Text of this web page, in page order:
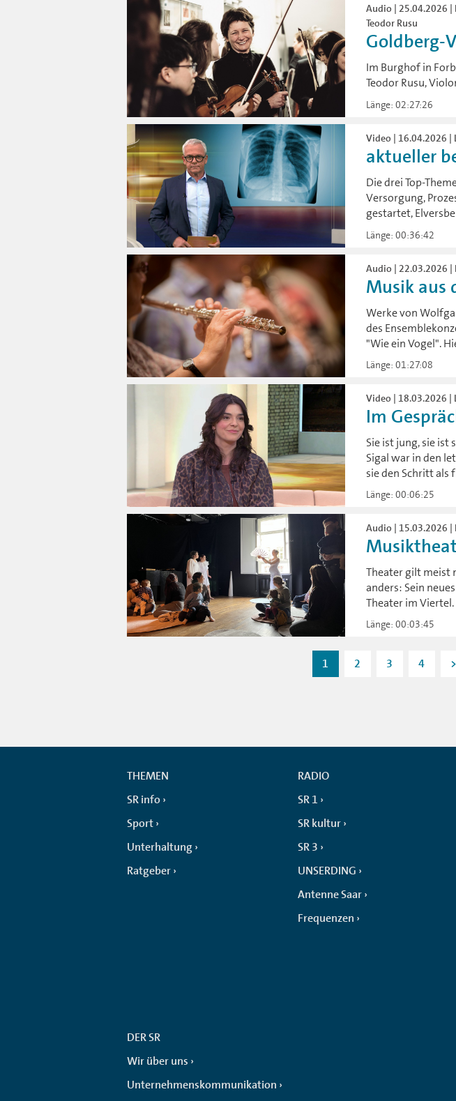
Audio | 25.04.2026 |
Teodor Rusu
Goldberg-
Im Burghof in
Teodor Rusu,
Länge: 02:27:26
Video | 16.04.2026 |
aktueller
Die drei Top-
Versorgung,
gestartet,
Länge: 00:36:42
Audio | 22.03.2026 |
Musik aus
Werke von
des
"Wie ein Vogel".
Länge: 01:27:08
Video | 18.03.2026 |
Im
Sie ist jung, sie ist
Sigal war in den
sie den Schritt als
Länge: 00:06:25
Audio | 15.03.2026 |
Theater gilt meist
anders: Sein
Theater im
Länge: 00:03:45
1 2 3 4 >
THEMEN
SR info
Sport
Unterhaltung
Ratgeber
RADIO
SR 1
SR kultur
SR 3
UNSERDING
Antenne Saar
Frequenzen
DER SR
Wir über uns
Unternehmenskommunikation